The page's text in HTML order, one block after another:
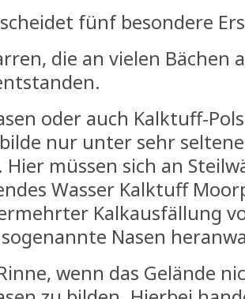
fünf besondere
die an vielen Bächen
oder auch Kalktuff-
nur unter sehr
müssen sich an
Wasser Kalktuff
Kalkausfällung
Nasen
wenn das Gelände